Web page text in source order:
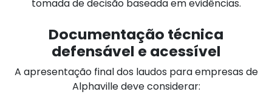
tomada de decisão baseada em evidências.
Documentação técnica
defensável e acessível
A apresentação final dos laudos para empresas de
Alphaville deve considerar: